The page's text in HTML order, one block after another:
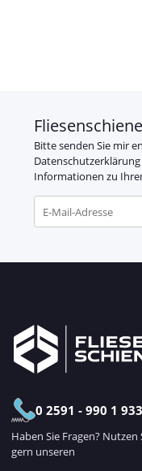
Bitte senden Sie mir
Datenschutzerklärung
Informationen zu
0 2591 - 990 1 933
Haben Sie Fragen? Nutzen
gern unseren